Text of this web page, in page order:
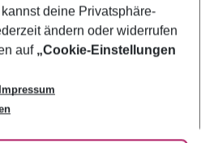
deine Privatsphäre-
ändern oder widerrufen
auf „Cookie-Einstellungen
Impressum